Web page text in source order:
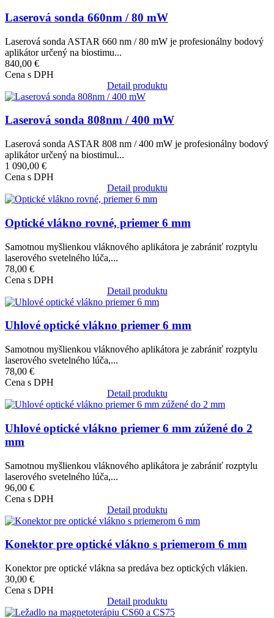
Laserová sonda 660nm / 80 mW
Laserová sonda ASTAR 660 nm / 80 mW je profesionálny bodový
aplikátor určený na biostimu...
840,00 €
Cena s DPH
Detail produktu
Obrázok
Laserová sonda 808nm / 400 mW
Laserová sonda ASTAR 808 nm / 400 mW je profesionálny bodový
aplikátor určený na biostimul...
1 090,00 €
Cena s DPH
Detail produktu
Obrázok
Optické vlákno rovné, priemer 6 mm
Samotnou myšlienkou vláknového aplikátora je zabrániť rozptylu
laserového svetelného lúča,...
78,00 €
Cena s DPH
Detail produktu
Obrázok
Uhlové optické vlákno priemer 6 mm
Samotnou myšlienkou vláknového aplikátora je zabrániť rozptylu
laserového svetelného lúča,...
78,00 €
Cena s DPH
Detail produktu
Obrázok
Uhlové optické vlákno priemer 6 mm zúžené do 2
mm
Samotnou myšlienkou vláknového aplikátora je zabrániť rozptylu
laserového svetelného lúča,...
96,00 €
Cena s DPH
Detail produktu
Obrázok
Konektor pre optické vlákno s priemerom 6 mm
Konektor pre optické vlákna sa predáva bez optických vlákien.
30,00 €
Cena s DPH
Detail produktu
Obrázok